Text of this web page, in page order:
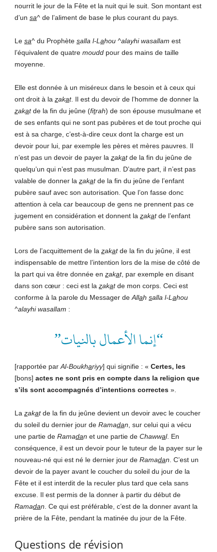
nourrit le jour de la Fête et la nuit qui le suit. Son montant est
d’un sa^ de l’aliment de base le plus courant du pays.
Le sa^ du Prophète salla l-L ahou ^alayhi wasallam est
l’équivalent de quatre moudd pour des mains de taille
moyenne.
Elle est donnée à un miséreux dans le besoin et à ceux qui
ont droit à la zakat. Il est du devoir de l’homme de donner la
zakatde la fin du jeûne (fitrah) de son épouse musulmane et
de ses enfants qui ne sont pas pubères et de tout proche qui
est à sa charge, c’est-à-dire ceux dont la charge est un
devoir pour lui, par exemple les pères et mères pauvres. Il
n’est pas un devoir de payer la zakatde la fin du jeûne de
quelqu’un qui n’est pas musulman. D’autre part, il n’est pas
valable de donner la zakatde la fin du jeûne de l’enfant
pubère sauf avec son autorisation. Que l’on fasse donc
attention à cela car beaucoup de gens ne prennent pas ce
jugement en considération et donnent la zakatde l’enfant
pubère sans son autorisation.
Lors de l’acquittement de la zakatde la fin du jeûne, il est
indispensable de mettre l’intention lors de la mise de côté de
la part qui va être donnée en zakat, par exemple en disant
dans son cœur : ceci est la zakatde mon corps. Ceci est
conforme à la parole du Messager de Allah salla l-L ahou
^alayhi wasallam :
“إنما الأعمال بالنيات”
[rapportée par Al-Boukhariyy] qui signifie : « Certes, les
[bons] actes ne sont pris en compte dans la religion que
s’ils sont accompagnés d’intentions correctes ».
La zakatde la fin du jeûne devient un devoir avec le coucher
du soleil du dernier jour de Ramadan , sur celui qui a vécu
une partie de Ramadan et une partie de Chawwal. En
conséquence, il est un devoir pour le tuteur de la payer sur le
nouveau-né qui est né le dernier jour de Ramadan . C’est un
devoir de la payer avant le coucher du soleil du jour de la
Fête et il est interdit de la reculer plus tard que cela sans
excuse. Il est permis de la donner à partir du début de
Ramadan . Ce qui est préférable, c’est de la donner avant la
prière de la Fête, pendant la matinée du jour de la Fête.
Questions de révision